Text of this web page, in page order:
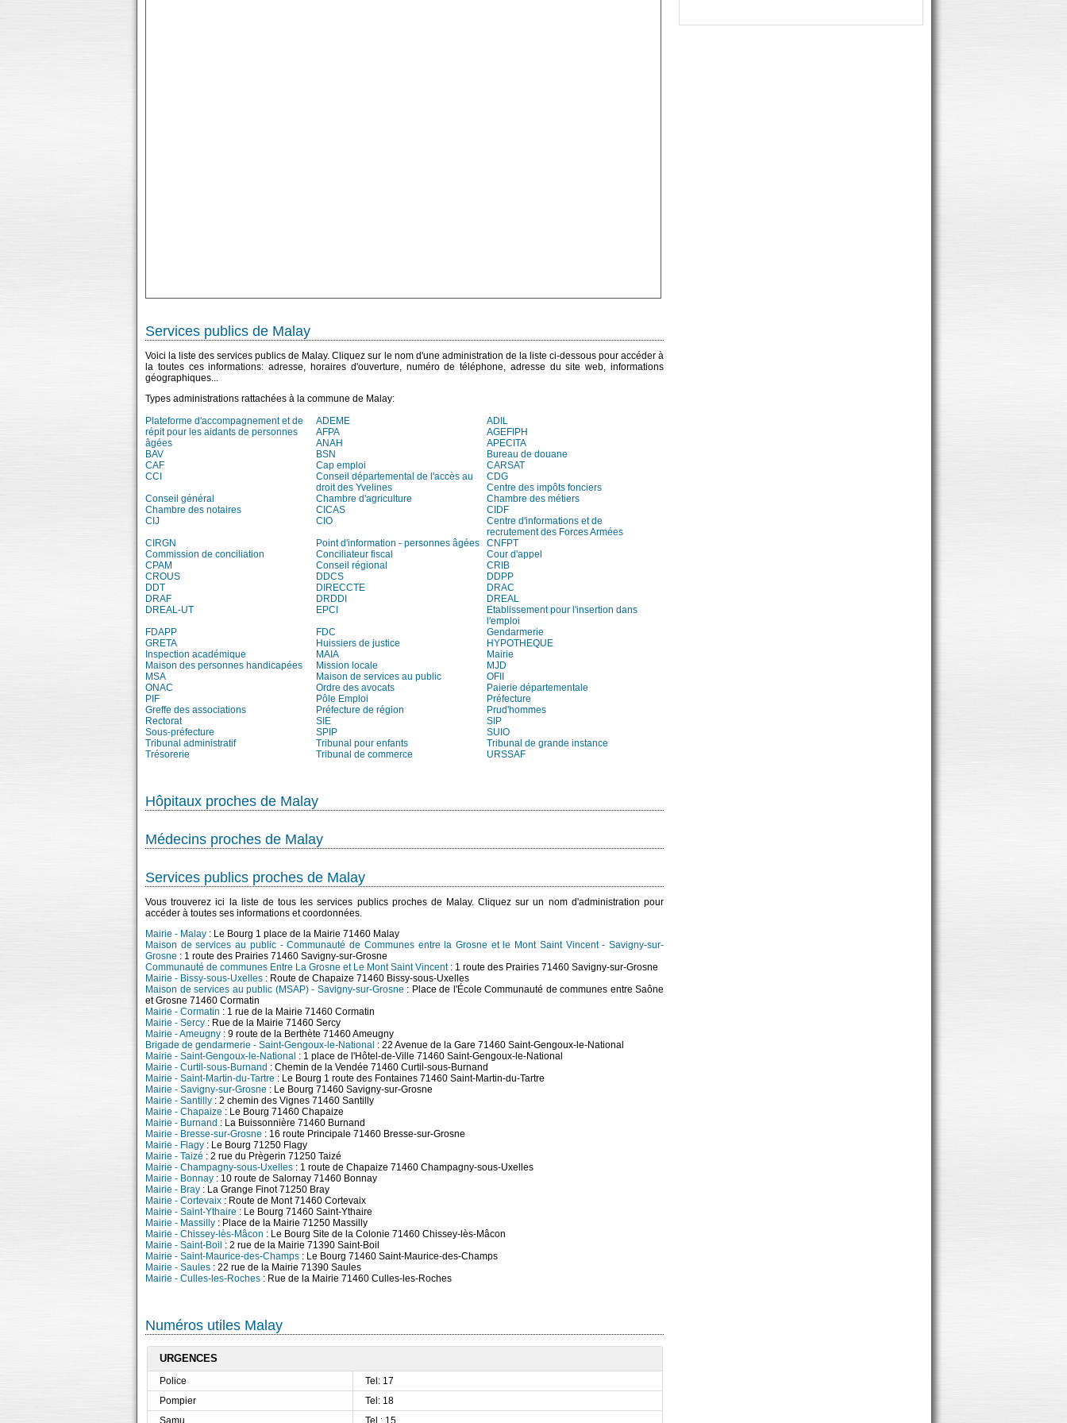
Services publics de Malay
Voici la liste des services publics de Malay. Cliquez sur le nom d'une administration de la liste ci-dessous pour accéder à
la toutes ces informations: adresse, horaires d'ouverture, numéro de téléphone, adresse du site web, informations
géographiques...
Types administrations rattachées à la commune de Malay:
Plateforme d'accompagnement et de
répit pour les aidants de personnes
âgées
ADEME
ADIL
AFPA
AGEFIPH
ANAH
APECITA
BAV
BSN
Bureau de douane
CAF
Cap emploi
CARSAT
CCI
Conseil départemental de l'accès au
droit des Yvelines
CDG
Centre des impôts fonciers
Conseil général
Chambre d'agriculture
Chambre des métiers
Chambre des notaires
CICAS
CIDF
CIJ
CIO
Centre d'informations et de
recrutement des Forces Armées
CIRGN
Point d'information - personnes âgées
CNFPT
Commission de conciliation
Conciliateur fiscal
Cour d'appel
CPAM
Conseil régional
CRIB
CROUS
DDCS
DDPP
DDT
DIRECCTE
DRAC
DRAF
DRDDI
DREAL
DREAL-UT
EPCI
Etablissement pour l'insertion dans
l'emploi
FDAPP
FDC
Gendarmerie
GRETA
Huissiers de justice
HYPOTHEQUE
Inspection académique
MAIA
Mairie
Maison des personnes handicapées
Mission locale
MJD
MSA
Maison de services au public
OFII
ONAC
Ordre des avocats
Paierie départementale
PIF
Pôle Emploi
Préfecture
Greffe des associations
Préfecture de région
Prud'hommes
Rectorat
SIE
SIP
Sous-préfecture
SPIP
SUIO
Tribunal administratif
Tribunal pour enfants
Tribunal de grande instance
Trésorerie
Tribunal de commerce URSSAF
Hôpitaux proches de Malay
Médecins proches de Malay
Services publics proches de Malay
Vous trouverez ici la liste de tous les services publics proches de Malay. Cliquez sur un nom d'administration pour
accéder à toutes ses informations et coordonnées.
Mairie - Malay : Le Bourg 1 place de la Mairie 71460 Malay
Maison de services au public - Communauté de Communes entre la Grosne et le Mont Saint Vincent - Savigny-sur-
Grosne : 1 route des Prairies 71460 Savigny-sur-Grosne
Communauté de communes Entre La Grosne et Le Mont Saint Vincent: 1 route des Prairies 71460 Savigny-sur-Grosne
Mairie - Bissy-sous-Uxelles : Route de Chapaize 71460 Bissy-sous-Uxelles
Maison de services au public (MSAP) - Savigny-sur-Grosne : Place de l'École Communauté de communes entre Saône
et Grosne 71460 Cormatin
Mairie - Cormatin : 1 rue de la Mairie 71460 Cormatin
Mairie - Sercy : Rue de la Mairie 71460 Sercy
Mairie - Ameugny : 9 route de la Berthète 71460 Ameugny
Brigade de gendarmerie - Saint-Gengoux-le-National : 22 Avenue de la Gare 71460 Saint-Gengoux-le-National
Mairie - Saint-Gengoux-le-National : 1 place de l'Hôtel-de-Ville 71460 Saint-Gengoux-le-National
Mairie - Curtil-sous-Burnand : Chemin de la Vendée 71460 Curtil-sous-Burnand
Mairie - Saint-Martin-du-Tartre : Le Bourg 1 route des Fontaines 71460 Saint-Martin-du-Tartre
Mairie - Savigny-sur-Grosne : Le Bourg 71460 Savigny-sur-Grosne
Mairie - Santilly : 2 chemin des Vignes 71460 Santilly
Mairie - Chapaize : Le Bourg 71460 Chapaize
Mairie - Burnand : La Buissonnière 71460 Burnand
Mairie - Bresse-sur-Grosne : 16 route Principale 71460 Bresse-sur-Grosne
Mairie - Flagy : Le Bourg 71250 Flagy
Mairie - Taizé : 2 rue du Prègerin 71250 Taizé
Mairie - Champagny-sous-Uxelles : 1 route de Chapaize 71460 Champagny-sous-Uxelles
Mairie - Bonnay : 10 route de Salornay 71460 Bonnay
Mairie - Bray : La Grange Finot 71250 Bray
Mairie - Cortevaix : Route de Mont 71460 Cortevaix
Mairie - Saint-Ythaire : Le Bourg 71460 Saint-Ythaire
Mairie - Massilly : Place de la Mairie 71250 Massilly
Mairie - Chissey-lès-Mâcon : Le Bourg Site de la Colonie 71460 Chissey-lès-Mâcon
Mairie - Saint-Boil : 2 rue de la Mairie 71390 Saint-Boil
Mairie - Saint-Maurice-des-Champs : Le Bourg 71460 Saint-Maurice-des-Champs
Mairie - Saules : 22 rue de la Mairie 71390 Saules
Mairie - Culles-les-Roches : Rue de la Mairie 71460 Culles-les-Roches
Numéros utiles Malay
URGENCES
Police
Tel: 17
Pompier
Tel: 18
Samu
Tel : 15